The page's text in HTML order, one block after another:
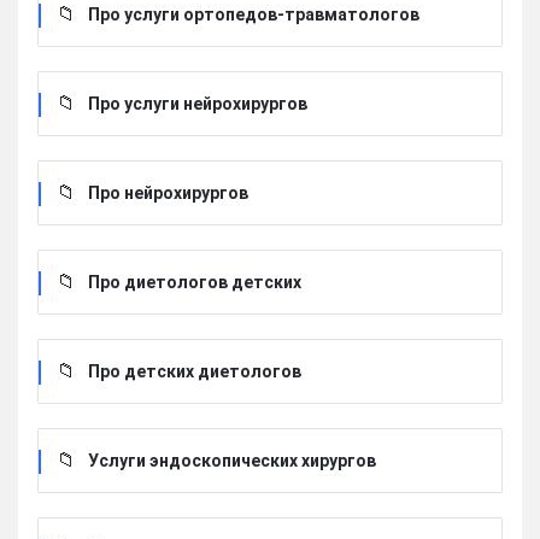
Про услуги ортопедов-травматологов
Про услуги нейрохирургов
Про нейрохирургов
Про диетологов детских
Про детских диетологов
Услуги эндоскопических хирургов